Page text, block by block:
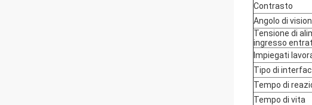
Contrasto
Angolo di
Tensione di
ingresso
Impiegati
Tipo di
Tempo di
Tempo di vita